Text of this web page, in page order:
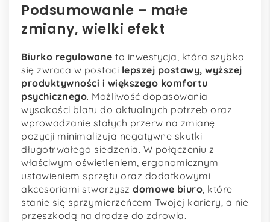
Podsumowanie – małe
zmiany, wielki efekt
Biurko regulowane to inwestycja, która szybko
się zwraca w postaci lepszej postawy, wyższej
produktywności i większego komfortu
psychicznego. Możliwość dopasowania
wysokości blatu do aktualnych potrzeb oraz
wprowadzanie stałych przerw na zmianę
pozycji minimalizują negatywne skutki
długotrwałego siedzenia. W połączeniu z
właściwym oświetleniem, ergonomicznym
ustawieniem sprzętu oraz dodatkowymi
akcesoriami stworzysz domowe biuro , które
stanie się sprzymierzeńcem Twojej kariery, a nie
przeszkodą na drodze do zdrowia.